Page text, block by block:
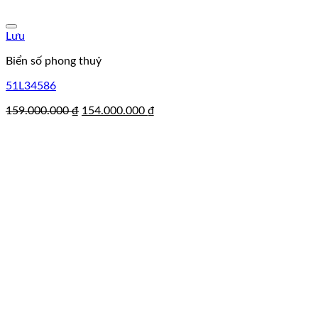
Lưu
Biển số phong thuỷ
51L34586
159.000.000₫ Giá
154.000.000 ₫